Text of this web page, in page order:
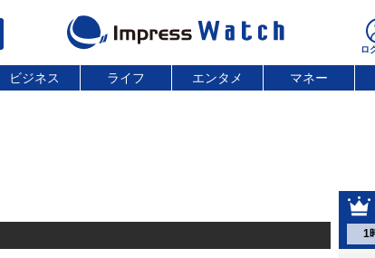
ビジネス ライフ エンタメ マネー
1